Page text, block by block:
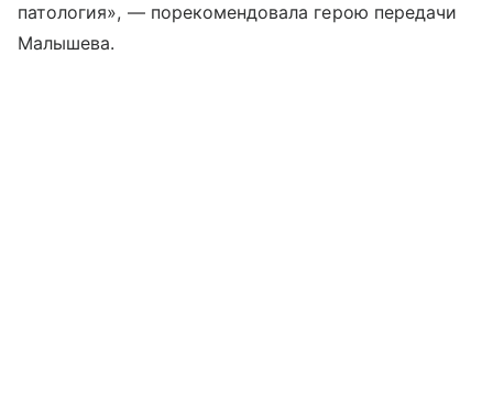
патология», — порекомендовала герою передачи
Малышева.